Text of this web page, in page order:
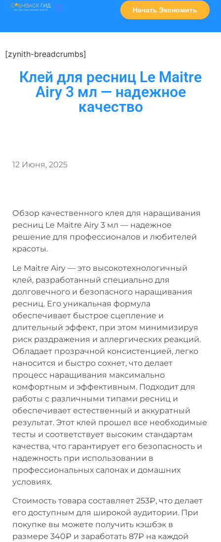
Начать Экономить
[zynith-breadcrumbs]
Клей для ресниц Le Maitre
Airy 3 мл — надежное
качество
12 Июня, 2025
Обзор качественного клея для наращивания
ресниц Le Maitre Airy 3 мл — надежное
решение для профессионалов и любителей
красоты.
Le Maitre Airy — это высокотехнологичный
клей, разработанный специально для
долговечного и безопасного наращивания
ресниц. Его уникальная формула
обеспечивает быстрое сцепление и
длительный эффект, при этом минимизируя
риск раздражения и аллергических реакций.
Обладает прозрачной консистенцией, легко
наносится и быстро сохнет, что делает
процесс наращивания максимально
комфортным и эффективным. Подходит для
работы с различными типами ресниц и
обеспечивает естественный и аккуратный
результат. Этот клей прошел все необходимые
тесты и соответствует высоким стандартам
качества, что гарантирует его безопасность и
надежность при использовании в
профессиональных салонах и домашних
условиях.
Стоимость товара составляет 253₽, что делает
его доступным для широкой аудитории. При
покупке вы можете получить кэшбэк в
размере 340₽ и заработать 87₽ на каждой